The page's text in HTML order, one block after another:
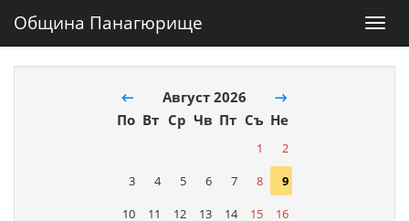
Община Панагюрище
← Август 2026
→
По Вт Ср Чв Пт Съ Не
1
2
3
4 5 6 7 8
9
10
11 12 13 14 15
16